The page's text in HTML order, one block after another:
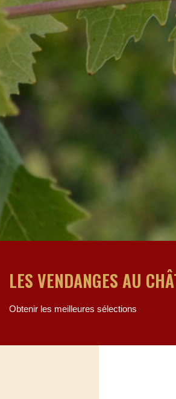
LES VENDANGES AU
Obtenir les meilleures sélections